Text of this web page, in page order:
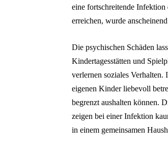
eine fortschreitende
erreichen, wurde
Die psychischen Schäden
Kindertagesstätten und
verlernen soziales
eigenen Kinder liebevoll
begrenzt aushalten können.
zeigen bei einer Infektion
in einem gemeinsamen